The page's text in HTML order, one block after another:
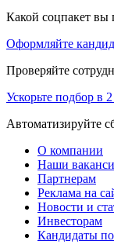
Какой соцпакет вы
Оформляйте
Проверяйте
Ускорьте подбор в
Автоматизируйте
О компании
Наши
Партнерам
Реклама на
Новости и
Инвесторам
Кандидаты